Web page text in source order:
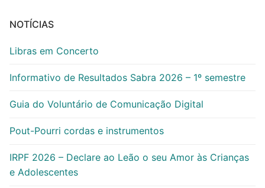
NOTÍCIAS
Libras em Concerto
Informativo de Resultados Sabra 2026 – 1º semestre
Guia do Voluntário de Comunicação Digital
Pout-Pourri cordas e instrumentos
IRPF 2026 – Declare ao Leão o seu Amor às Crianças
e Adolescentes